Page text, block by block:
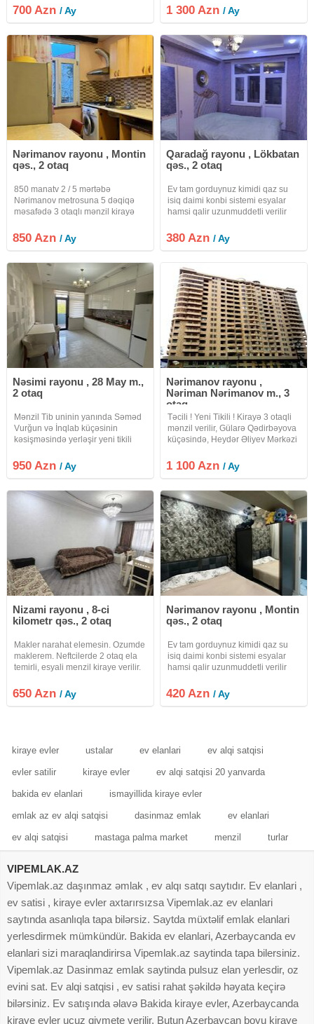
yerləşən 5 mərtəbəli binanın 1-ci
mərtəbəsində 2 otaqlı mənzil
700 Azn/ Ay
otaqli ela temirli menzil kirayeye
verilir. 18/8, 83kv.m., san.qovsaqi,
1 300 Azn/ Ay
Nərimanov rayonu , Montin
qəs., 2 otaq
850 manatv 2 / 5 mərtəbə
Nərimanov metrosuna 5 dəqiqə
məsafədə 3 otaqlı mənzil kirayə
5 dəqiqəlik piyada məsafə Səliqəli
və müasir bina 2 yataq otağı +
850 Azn/ Ay
Qaradağ rayonu , Lökbatan
qəs., 2 otaq
Ev tam gorduynuz kimidi qaz su
isiq daimi konbi sistemi esyalar
hamsi qalir uzunmuddetli verilir
380 Azn/ Ay
Nəsimi rayonu , 28 May m.,
2 otaq
Mənzil Tib uninin yanında Səməd
Vurğun və İnqlab küçəsinin
kəsişməsində yerləşir yeni tikili
yeni təmirli və yeni əşyalı verilir
geniş və rahat mənzildir ətrafda
950 Azn/ Ay
Nərimanov rayonu ,
Nəriman Nərimanov m., 3
otaq
Təcili ! Yeni Tikili ! Kirayə 3 otaqli
mənzil verilir, Gülarə Qədirbəyova
küçəsində, Heydər Əliyev Mərkəzi
Gənclik " metrosu yaxinliğinda.
Mərtəbə: 17/6. Ümumi sahəsi: 100
1 100 Azn/ Ay
Nizami rayonu , 8-ci
kilometr qəs., 2 otaq
Makler narahat elemesin. Ozumde
maklerem. Neftcilerde 2 otaq ela
temirli, esyali menzil kiraye verilir.
kucesi 18/8 mertebesi Nazli sadliq
sarayinin yani Podium mollun
650 Azn/ Ay
Nərimanov rayonu , Montin
qəs., 2 otaq
Ev tam gorduynuz kimidi qaz su
isiq daimi konbi sistemi esyalar
hamsi qalir uzunmuddetli verilir
420 Azn/ Ay
kiraye evler ustalar ev elanlari ev alqi satqisi
evler satilir kiraye evler ev alqi satqisi 20 yanvarda
bakida ev elanlari ismayillida kiraye evler
emlak az ev alqi satqisi dasinmaz emlak ev elanlari
ev alqi satqisi mastaga palma market menzil turlar
VIPEMLAK.AZ
Vipemlak.az daşınmaz əmlak , ev alqı satqı saytıdır. Ev elanlari ,
ev satisi , kiraye evler axtarırsızsa Vipemlak.az ev elanlari
saytında asanlıqla tapa bilərsiz. Saytda müxtəlif emlak elanlari
yerlesdirmek mümkündür. Bakida ev elanlari, Azerbaycanda ev
elanlari sizi maraqlandirirsa Vipemlak.az saytinda tapa bilersiniz.
Vipemlak.az Dasinmaz emlak saytinda pulsuz elan yerlesdir, oz
evini sat. Ev alqi satqisi , ev satisi rahat şəkildə həyata keçirə
bilərsiniz. Ev satışında əlavə Bakida kiraye evler, Azerbaycanda
kiraye evler ucuz qiymete verilir. Butun Azerbaycan boyu kiraye